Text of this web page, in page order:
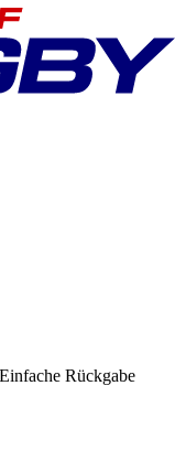
Einfache Rückgabe